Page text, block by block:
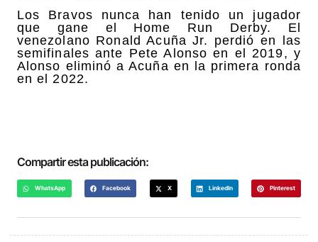
Los Bravos nunca han tenido un jugador
que gane el Home Run Derby. El
venezolano Ronald Acuña Jr. perdió en las
semifinales ante Pete Alonso en el 2019, y
Alonso eliminó a Acuña en la primera ronda
en el 2022.
Compartir esta publicación:
WhatsApp Facebook X LinkedIn Pinterest